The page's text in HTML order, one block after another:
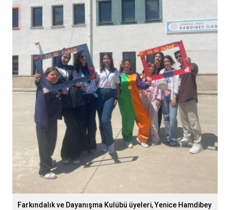
Farkındalık ve Dayanışma Kulübü üyeleri, Yenice Hamdibey